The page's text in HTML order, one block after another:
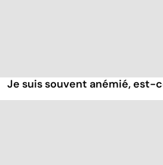
Je suis souvent anémié, est-